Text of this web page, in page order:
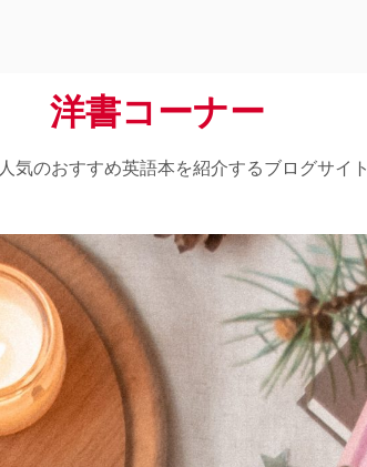
洋書コーナー
気のおすすめ英語本を紹介するブログサイト